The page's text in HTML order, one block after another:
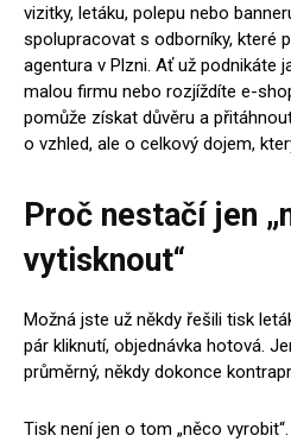
vizitky, letáku, polepu nebo
spolupracovat s odborníky, které
agentura v Plzni. Ať už podnikáte
malou firmu nebo rozjíždíte e-
pomůže získat důvěru a
o vzhled, ale o celkový dojem,
Proč nestačí jen
vytisknout“
Možná jste už někdy řešili tisk
pár kliknutí, objednávka hotová.
průměrný, někdy dokonce
Tisk není jen o tom „něco